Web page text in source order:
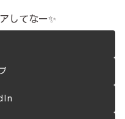
してなー✨